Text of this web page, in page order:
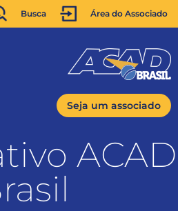
Busca Área do Associado
Seja um associado
ACAD